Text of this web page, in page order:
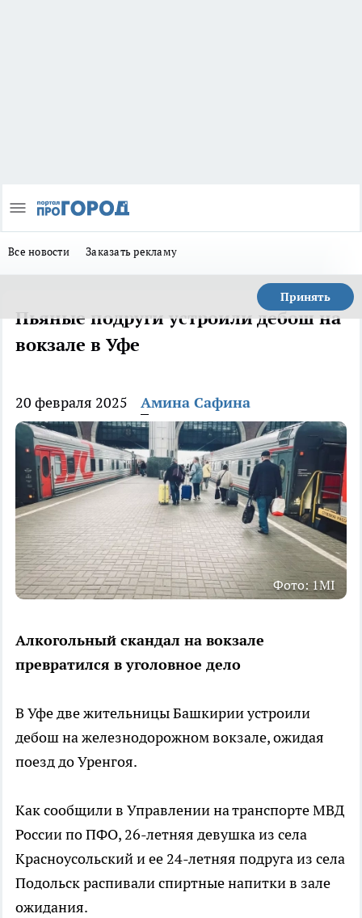
Все новости Заказать рекламу
Принять
Пьяные подруги устроили дебош на
вокзале в Уфе
20 февраля 2025 Амина Сафина
Фото: 1MI
Алкогольный скандал на вокзале
превратился в уголовное дело
В Уфе две жительницы Башкирии устроили
дебош на железнодорожном вокзале, ожидая
поезд до Уренгоя.
Как сообщили в Управлении на транспорте МВД
России по ПФО, 26-летняя девушка из села
Красноусольский и ее 24-летняя подруга из села
Подольск распивали спиртные напитки в зале
ожидания.